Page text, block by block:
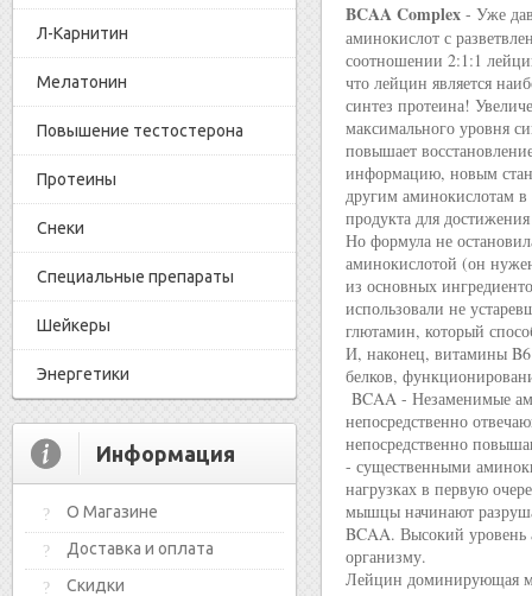
Л-Карнитин
Мелатонин
Повышение тестостерона
Протеины
Снеки
Специальные препараты
Шейкеры
Энергетики
Информация
О Магазине
Доставка и оплата
Скидки
BCAA Complex - Уже
аминокислот с
соотношении 2:1:1
что лейцин является
синтез протеина!
максимального уровня
повышает
информацию, новым
другим аминокислотам
продукта для
Но формула не
аминокислотой (он
из основных
использовали не
глютамин, который
И, наконец, витамины B6
белков,
BCAA - Незаменимые
непосредственно
непосредственно
- существенными
нагрузках в первую
мышцы начинают
BCAA. Высокий уровень
организму.
Лейцин доминирующая